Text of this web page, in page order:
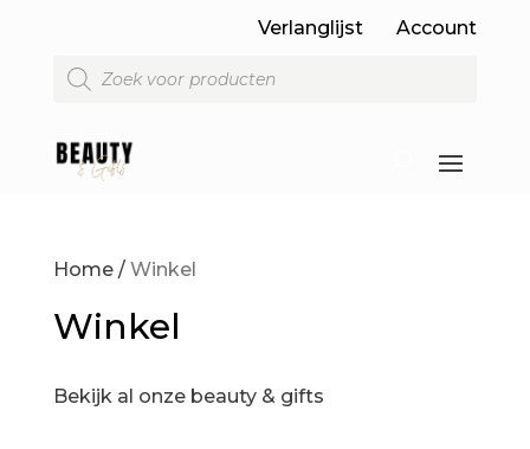
Verlanglijst
Account
Producten
zoeken
Home/ Winkel
Winkel
Bekijk al onze beauty & gifts